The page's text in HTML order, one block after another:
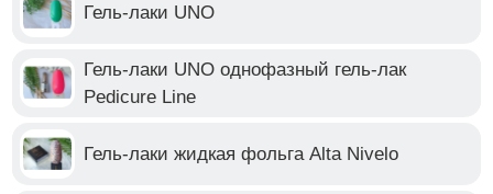
Гель-лаки UNO
Гель-лаки UNO однофазный гель-лак
Pedicure Line
Гель-лаки жидкая фольга Alta Nivelo